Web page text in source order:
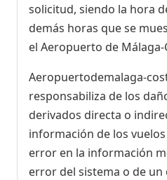
solicitud, siendo la hora
demás horas que se
el Aeropuerto de Málaga-
Aeropuertodemalaga-
responsabiliza de los
derivados directa o
información de los
error en la información
error del sistema o de un